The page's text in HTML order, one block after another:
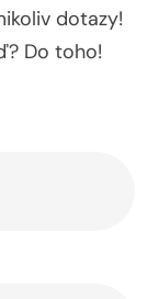
dotazy!
Do toho!